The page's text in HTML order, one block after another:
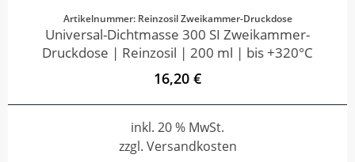
Artikelnummer: Reinzosil Zweikammer-Druckdose
Universal-Dichtmasse 300 SI Zweikammer-
Druckdose | Reinzosil | 200 ml | bis +320°C
16,20 €
inkl. 20 % MwSt.
zzgl. Versandkosten